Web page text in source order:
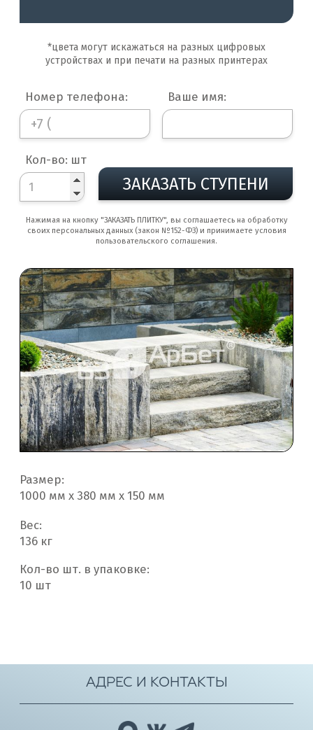
*цвета могут искажаться на разных цифровых
устройствах и при печати на разных принтерах
Размер:
1000 мм х 380 мм х 150 мм
Вес:
136 кг
Кол-во шт. в упаковке:
10 шт
Кол-во: шт
Номер телефона: Ваше имя:
Нажимая на кнопку "ЗАКАЗАТЬ ПЛИТКУ", вы соглашаетесь на обработку
своих персональных данных (закон №152-ФЗ) и принимаете условия
пользовательского соглашения.
ЗАКАЗАТЬ СТУПЕНИ
АДРЕС И КОНТАКТЫ